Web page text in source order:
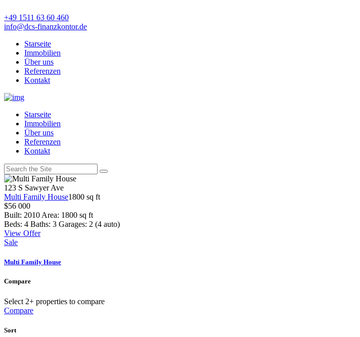
+49 1511 63 60 460
info@dcs-finanzkontor.de
Starseite
Immobilien
Über uns
Referenzen
Kontakt
Starseite
Immobilien
Über uns
Referenzen
Kontakt
123 S Sawyer Ave
Multi Family House1800 sq ft
$56 000
Built: 2010 Area: 1800 sq ft
Beds: 4 Baths: 3 Garages: 2 (4 auto)
View Offer
Sale
Multi Family House
Compare
Select 2+ properties to compare
Compare
Sort